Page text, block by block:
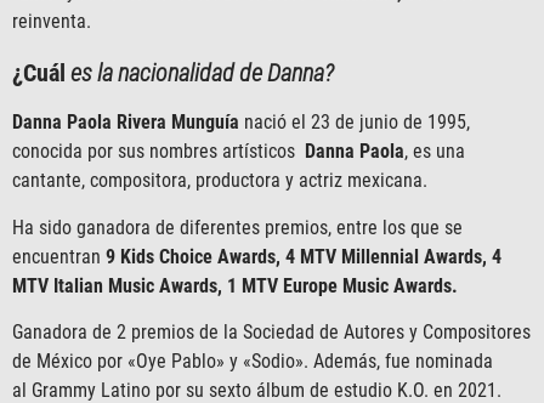
reinventa.
¿Cuál es la nacionalidad de Danna?
Danna Paola Rivera Munguía nació el 23 de junio de 1995,
conocida por sus nombres artísticos Danna Paola, es una
cantante, compositora, productora y actriz mexicana.
Ha sido ganadora de diferentes premios, entre los que se
encuentran 9 Kids Choice Awards, 4 MTV Millennial Awards, 4
MTV Italian Music Awards, 1 MTV Europe Music Awards.
Ganadora de 2 premios de la Sociedad de Autores y Compositores
de México por «Oye Pablo» y «Sodio». Además, fue nominada
al Grammy Latino por su sexto álbum de estudio K.O. en 2021.